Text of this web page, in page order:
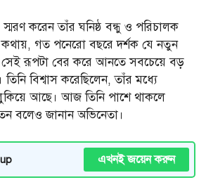
স্মরণ করেন তাঁর ঘনিষ্ঠ বন্ধু ও পরিচালক
গত পনেরো বছরে দর্শক যে নতুন
সেই রূপটা বের করে আনতে সবচেয়ে বড়
বিশ্বাস করেছিলেন, তাঁর মধ্যে
আছে। আজ তিনি পাশে থাকলে
বলেও জানান অভিনেতা।
এখনই জয়েন করুন